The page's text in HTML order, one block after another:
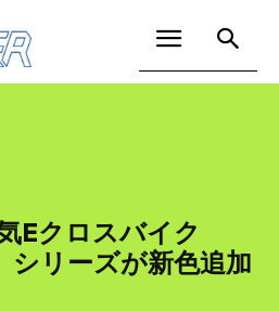
Eクロスバイク
シリーズが新色追加